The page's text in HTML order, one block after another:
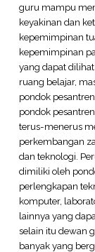
guru mampu
keyakinan dan
kepemimpinan
kepemimpinan
yang dapat
ruang belajar,
pondok
pondok
terus-menerus
perkembangan
dan teknologi.
dimiliki oleh
perlengkapan
komputer,
lainnya yang
selain itu dewan
banyak yang